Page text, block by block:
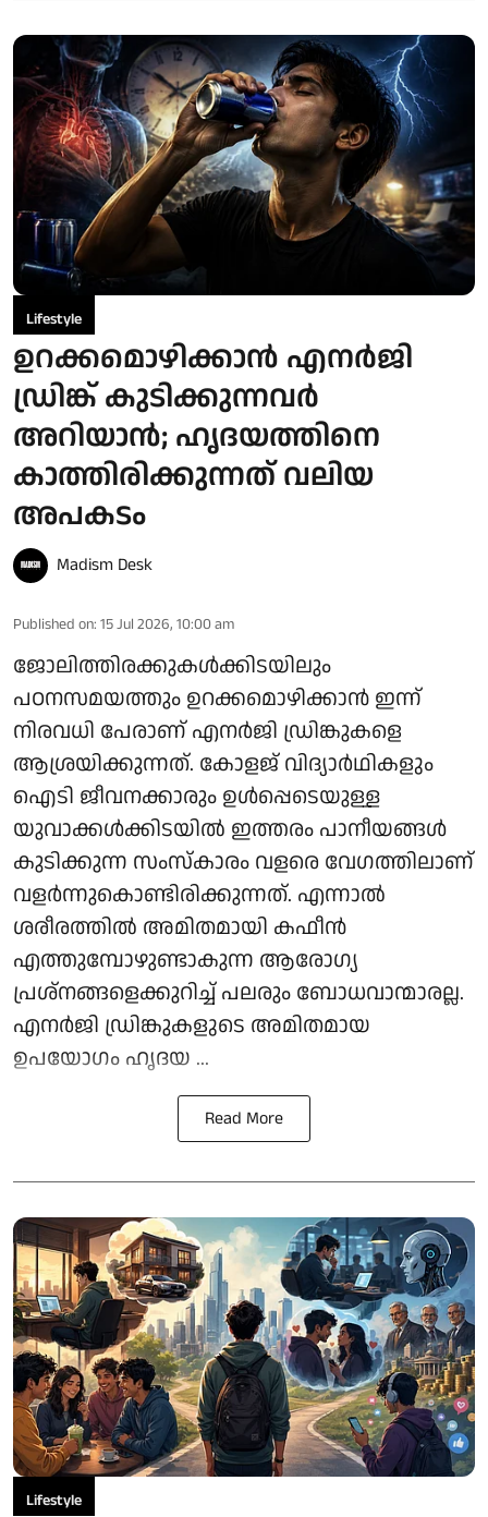
Lifestyle
ഉറക്കമൊഴിക്കാൻ എനർജി
ഡ്രിങ്ക് കുടിക്കുന്നവർ
അറിയാൻ; ഹൃദയത്തിനെ
കാത്തിരിക്കുന്നത് വലിയ
അപകടം
Madism Desk
Published on: 15 Jul 2026, 10:00 am
ജോലിത്തിരക്കുകൾക്കിടയിലും
പഠനസമയത്തും ഉറക്കമൊഴിക്കാൻ ഇന്ന്
നിരവധി പേരാണ് എനർജി ഡ്രിങ്കുകളെ
ആശ്രയിക്കുന്നത്. കോളജ് വിദ്യാർഥികളും
ഐടി ജീവനക്കാരും ഉൾപ്പെടെയുള്ള
യുവാക്കൾക്കിടയിൽ ഇത്തരം പാനീയങ്ങൾ
കുടിക്കുന്ന സംസ്കാരം വളരെ വേഗത്തിലാണ്
വളർന്നുകൊണ്ടിരിക്കുന്നത്. എന്നാൽ
ശരീരത്തിൽ അമിതമായി കഫീൻ
എത്തുമ്പോഴുണ്ടാകുന്ന ആരോഗ്യ
പ്രശ്നങ്ങളെക്കുറിച്ച് പലരും ബോധവാന്മാരല്ല.
എനർജി ഡ്രിങ്കുകളുടെ അമിതമായ
ഉപയോഗം ഹൃദയ ...
Read More
Lifestyle